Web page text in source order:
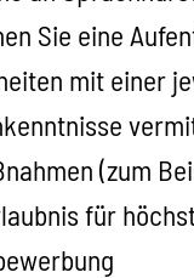
Sie eine
mit einer
(zum
für